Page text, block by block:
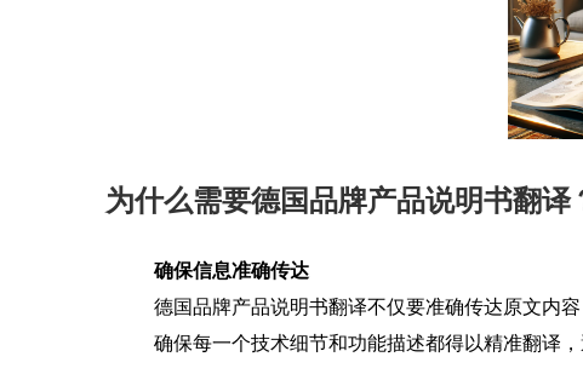
为什么需要德国品牌产品说明书翻译
确保信息准确传达
德国品牌产品说明书翻译不仅要准确传达原文内
确保每一个技术细节和功能描述都得以精准翻译